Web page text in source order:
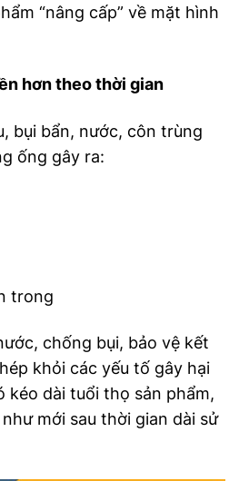
“nâng cấp” về mặt hình
hơn theo thời gian
bụi bẩn, nước, côn trùng
ống gây ra:
trong
chống bụi, bảo vệ kết
khỏi các yếu tố gây hại
kéo dài tuổi thọ sản phẩm,
mới sau thời gian dài sử